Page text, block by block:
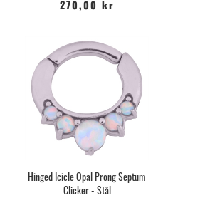
270,00 kr
Hinged Icicle Opal Prong Septum
Clicker - Stål